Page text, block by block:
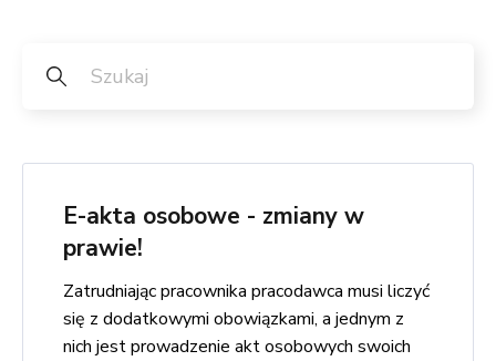
E-akta osobowe - zmiany w
prawie!
Zatrudniając pracownika pracodawca musi liczyć
się z dodatkowymi obowiązkami, a jednym z
nich jest prowadzenie akt osobowych swoich